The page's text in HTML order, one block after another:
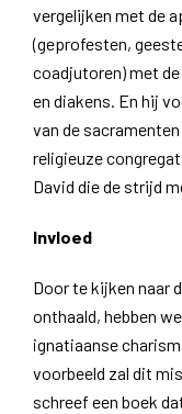
vergelijken met de
(geprofesten,
coadjutoren) met
en diakens. En hij
van de
religieuze
David die de strijd
Invloed
Door te kijken naar
onthaald, hebben
ignatiaanse
voorbeeld zal dit
schreef een boek